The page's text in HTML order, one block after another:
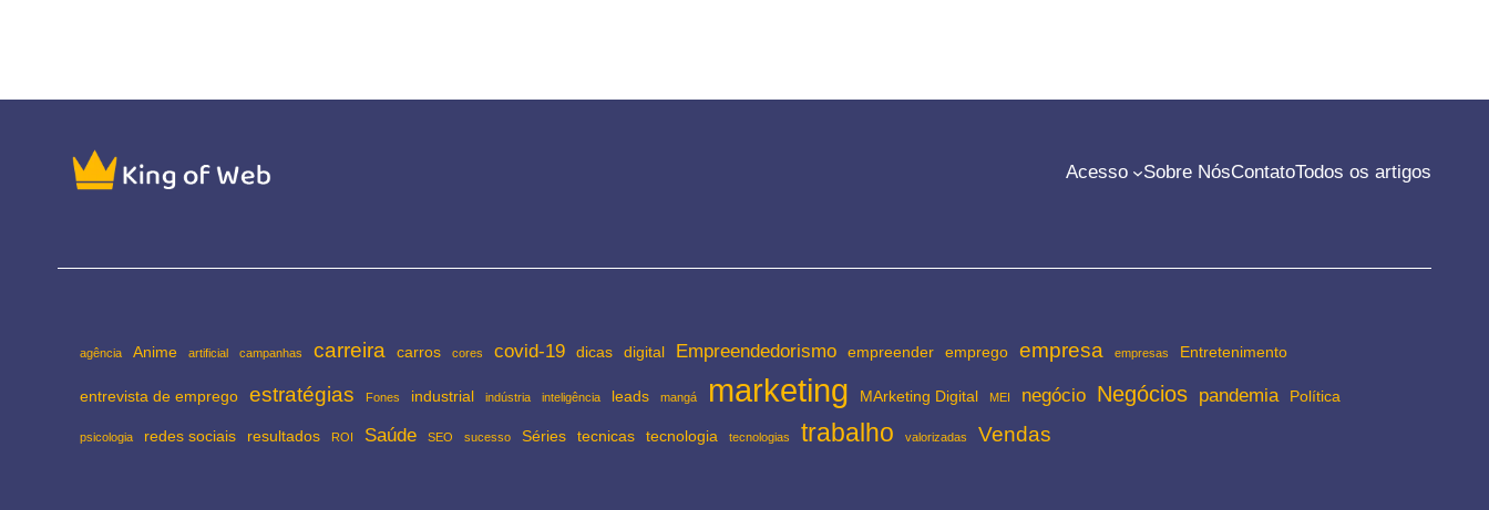
Acesso Sobre NósContatoTodos os artigos
agência Anime artificial campanhas carreira carros cores covid-19 dicas digital Empreendedorismo empreender emprego empresa empresas Entretenimento
entrevista de emprego estratégias Fones industrial indústria inteligência leads mangá marketing MArketing Digital MEI negócio Negócios pandemia Política
psicologia redes sociais resultados ROI Saúde SEO sucesso Séries tecnicas tecnologia tecnologias trabalho valorizadas Vendas